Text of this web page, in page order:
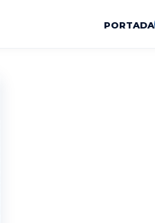
PORTADA